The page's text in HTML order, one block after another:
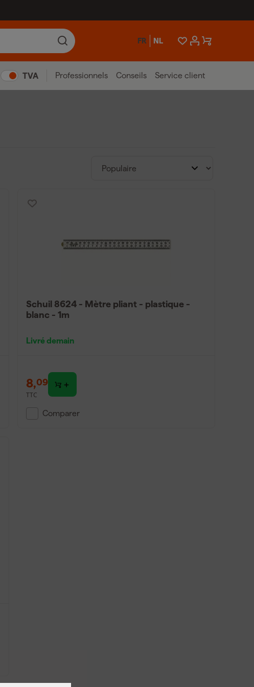
FR NL
TVA Professionnels Conseils Service client
Schuil 8624 - Mètre pliant - plastique -
blanc - 1m
Livré demain
8,09
TTC
Comparer